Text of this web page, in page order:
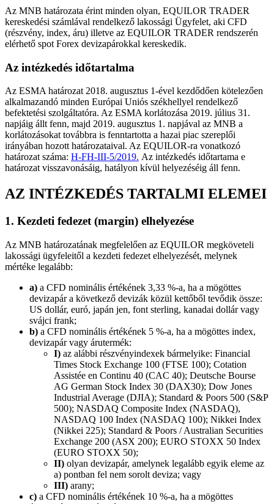
Az MNB határozata érint minden olyan, EQUILOR TRADER
kereskedési számlával rendelkező lakossági Ügyfelet, aki CFD
(részvény, index, áru) illetve az EQUILOR TRADER rendszerén
elérhető spot Forex devizapárokkal kereskedik.
Az intézkedés időtartalma
Az ESMA határozat 2018. augusztus 1-ével kezdődően kötelezően
alkalmazandó minden Európai Uniós székhellyel rendelkező
befektetési szolgáltatóra. Az ESMA korlátozása 2019. július 31.
napjáig állt fenn, majd 2019. augusztus 1. napjával az MNB a
korlátozásokat továbbra is fenntartotta a hazai piac szereplői
irányában hozott határozataival. Az EQUILOR-ra vonatkozó
határozat száma: H-FH-III-5/2019. Az intézkedés időtartama e
határozat visszavonásáig, hatályon kívül helyezéséig áll fenn.
AZ INTÉZKEDÉS TARTALMI ELEMEI
1. Kezdeti fedezet (margin) elhelyezése
Az MNB határozatának megfelelően az EQUILOR megköveteli
lakossági ügyfeleitől a kezdeti fedezet elhelyezését, melynek
mértéke legalább:
a) a CFD nominális értékének 3,33 %-a, ha a mögöttes
devizapár a következő devizák közül kettőből tevődik össze:
US dollár, euró, japán jen, font sterling, kanadai dollár vagy
svájci frank;
b) a CFD nominális értékének 5 %-a, ha a mögöttes index,
devizapár vagy árutermék:
I) az alábbi részvényindexek bármelyike: Financial
Times Stock Exchange 100 (FTSE 100); Cotation
Assistée en Continu 40 (CAC 40); Deutsche Bourse
AG German Stock Index 30 (DAX30); Dow Jones
Industrial Average (DJIA); Standard & Poors 500 (S&P
500); NASDAQ Composite Index (NASDAQ),
NASDAQ 100 Index (NASDAQ 100); Nikkei Index
(Nikkei 225); Standard & Poors / Australian Securities
Exchange 200 (ASX 200); EURO STOXX 50 Index
(EURO STOXX 50);
II) olyan devizapár, amelynek legalább egyik eleme az
a) pontban fel nem sorolt deviza; vagy
III) arany;
c) a CFD nominális értékének 10 %-a, ha a mögöttes